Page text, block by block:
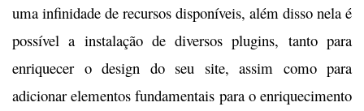
uma infinidade de recursos disponíveis, além disso nela é
possível a instalação de diversos plugins, tanto para
enriquecer o design do seu site, assim como para
adicionar elementos fundamentais para o enriquecimento